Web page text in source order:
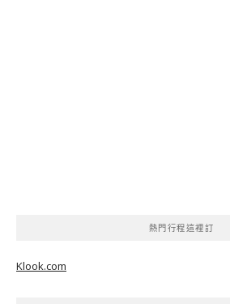
熱門行程這裡訂
Klook.com